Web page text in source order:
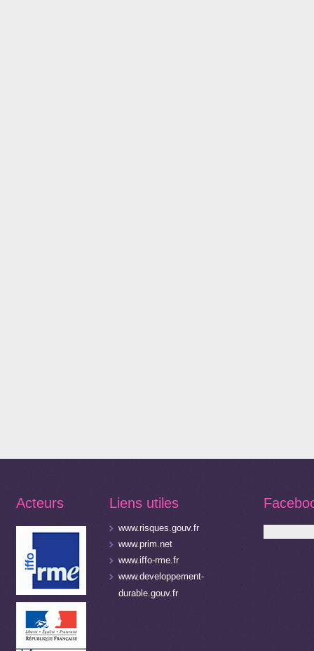
Acteurs Liens utiles
www.risques.gouv.fr
www.prim.net
www.iffo-rme.fr
www.developpement-
durable.gouv.fr